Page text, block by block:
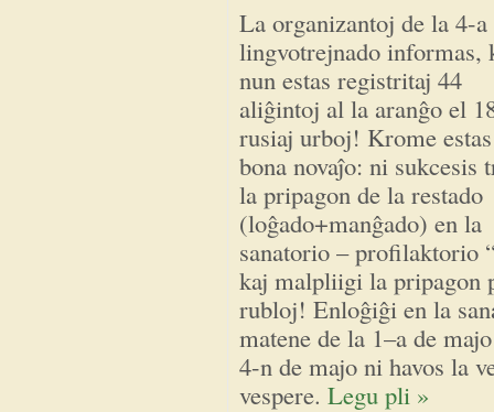
La organizantoj de la 4-a
lingvotrejnado informas,
nun estas registritaj 44
aliĝintoj al la aranĝo el
rusiaj urboj! Krome
bona novaĵo: ni sukcesis
la pripagon de la restado
(loĝado+manĝado) en la
sanatorio – profilaktorio
kaj malpliigi la pripagon
rubloj! Enloĝiĝi en la
matene de la 1–a de
4-n de majo ni havos la
vespere. Legu pli »